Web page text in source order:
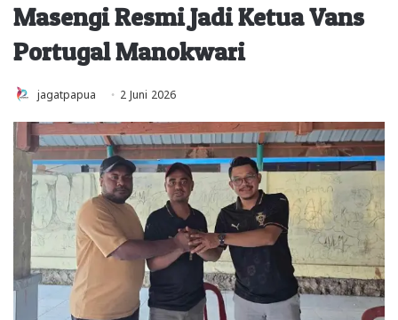
Masengi Resmi Jadi Ketua Vans
Portugal Manokwari
jagatpapua 2 Juni 2026